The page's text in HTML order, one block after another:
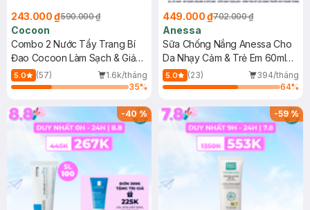
243.000 ₫590.000 ₫
Cocoon
Combo 2 Nước Tẩy Trang Bí
Đao Cocoon Làm Sạch & Giảm
Dầu 500ml
5.0 (57)
1.6k/tháng
35%
449.000 ₫702.000 ₫
Anessa
Sữa Chống Nắng Anessa Cho
Da Nhạy Cảm & Trẻ Em 60ml
(Mới)
5.0 (23)
394/tháng
64%
-40% -59%